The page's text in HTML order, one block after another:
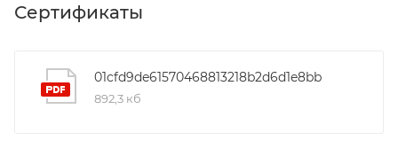
Сертификаты
01cfd9de61570468813218b2d6d1e8bb
892,3 кб